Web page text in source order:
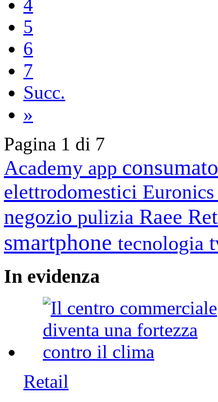
4
5
6
7
Succ.
»
Pagina 1 di 7
Academy app
elettrodomestici
negozio pulizia Raee
smartphone tecnologia
In evidenza
Retail